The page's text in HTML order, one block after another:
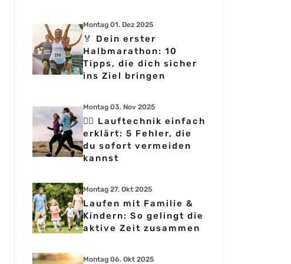
Montag 01. Dez 2025
🏅 Dein erster
Halbmarathon: 10
Tipps, die dich sicher
ins Ziel bringen
Montag 03. Nov 2025
🏃‍♀️ Lauftechnik einfach
erklärt: 5 Fehler, die
du sofort vermeiden
kannst
Montag 27. Okt 2025
Laufen mit Familie &
Kindern: So gelingt die
aktive Zeit zusammen
Montag 06. Okt 2025